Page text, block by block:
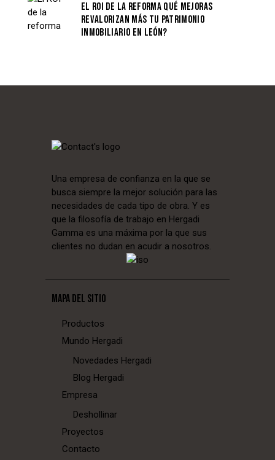
EL ROI DE LA REFORMA QUÉ MEJORAS
REVALORIZAN MÁS TU PATRIMONIO
INMOBILIARIO EN LEÓN?
Una empresa de confianza en la que se
busca siempre la mejor solución para las
necesidades de cada tipo de obra. Y es
que la filosofía de trabajo en Hergadi
Gamma es una máxima por la que sus
clientes no dudan en acudir a nosotros.
MAPA DEL SITIO
Productos
Mundo Hergadi
Novedades Hergadi
Blog Hergadi
Empresa
Deshollinar
Proyectos
Contacto